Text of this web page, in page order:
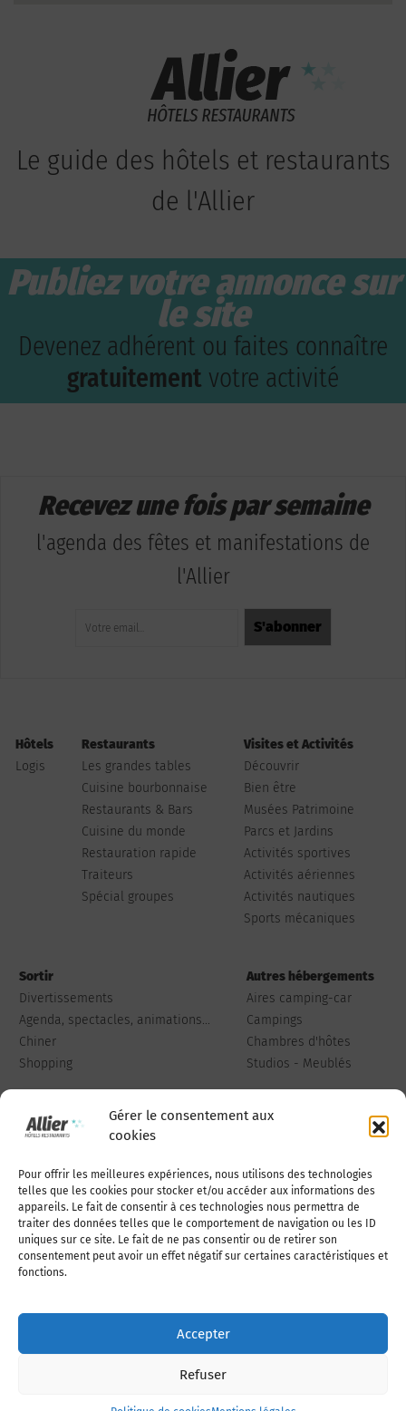
Gérer le consentement aux
cookies
Pour offrir les meilleures expériences, nous utilisons des technologies
telles que les cookies pour stocker et/ou accéder aux informations des
appareils. Le fait de consentir à ces technologies nous permettra de
traiter des données telles que le comportement de navigation ou les ID
uniques sur ce site. Le fait de ne pas consentir ou de retirer son
consentement peut avoir un effet négatif sur certaines caractéristiques et
fonctions.
Accepter
Refuser
Le guide des hôtels et restaurants
de l'Allier
Publiez votre annonce sur
le site
Devenez adhérent ou faites connaître
gratuitement votre activité
Recevez une fois par semaine
l'agenda des fêtes et manifestations de
l'Allier
Hôtels
Logis
Restaurants
Les grandes tables
Cuisine bourbonnaise
Restaurants & Bars
Cuisine du monde
Restauration rapide
Traiteurs
Spécial groupes
Visites et Activités
Découvrir
Bien être
Musées Patrimoine
Parcs et Jardins
Activités sportives
Activités aériennes
Activités nautiques
Sports mécaniques
Sortir
Divertissements
Agenda, spectacles, animations...
Chiner
Shopping
Autres hébergements
Aires camping-car
Campings
Chambres d'hôtes
Studios - Meublés
Qui sommes-nous Publiez votre annonce
Adhérer à l’association Nous contacter
Politique de cookies (UE)